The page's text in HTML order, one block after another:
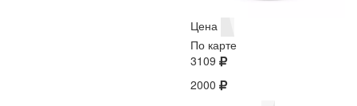
Цена
По карте
3109
2000